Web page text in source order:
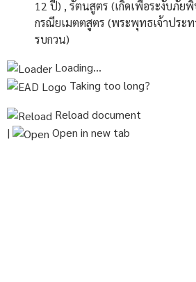
12 ปี) , รัตนสูตร (เกิดเพื่อระงับภัย
กรณียเมตตสูตร (พระพุทธเจ้าประ
รบกวน)
Loading…
Taking too long?
Reload document
|
Open in new tab